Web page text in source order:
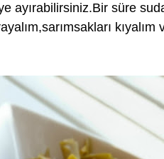
ayırabilirsiniz.Bir süre
kıyalım